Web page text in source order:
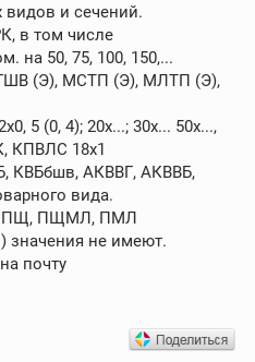
и сечений.
в том числе
на 50, 75, 100, 150,...
(Э), МСТП (Э), МЛТП (Э),
5 (0, 4); 20х...; 30х... 50х...,
КПВЛС 18х1
КВБбшв, АКВВГ, АКВВБ,
вида.
ПЩ, ПЩМЛ, ПМЛ
значения не имеют.
почту